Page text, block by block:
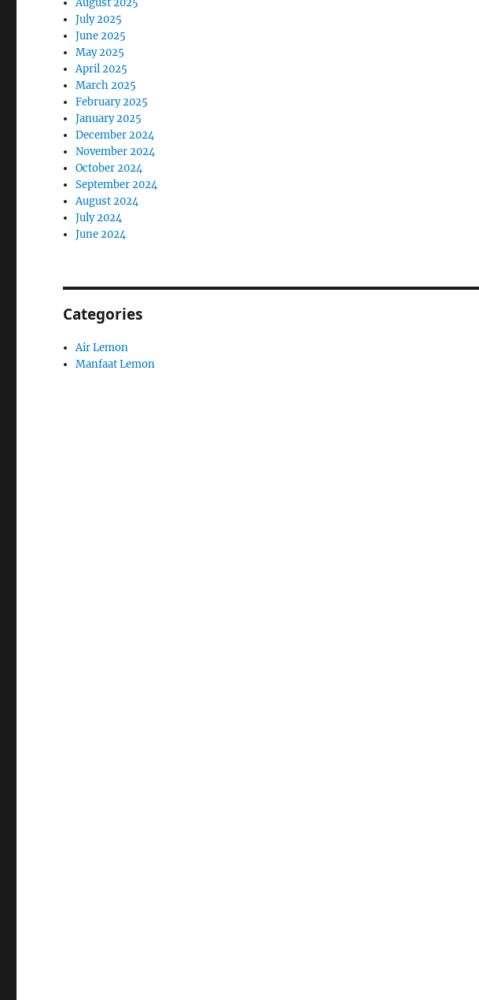
August 2025
July 2025
June 2025
May 2025
April 2025
March 2025
February 2025
January 2025
December 2024
November 2024
October 2024
September 2024
August 2024
July 2024
June 2024
Categories
Air Lemon
Manfaat Lemon